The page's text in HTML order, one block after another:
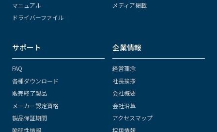
マニュアル
ドライバーファイル
メディア掲載
サポート
FAQ
各種ダウンロード
販売終了製品
メーカー認定資格
製品保証期間
脆弱性情報
企業情報
経営理念
社長挨拶
会社概要
会社沿革
アクセスマップ
採用情報